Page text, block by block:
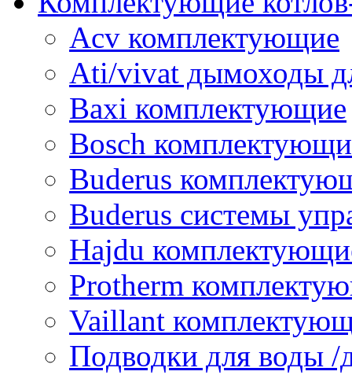
Acv комплектующие
Ati/vivat дымоходы
Baxi комплектующие
Bosch
Buderus
Buderus системы
Hajdu
Protherm
Vaillant
Подводки для воды /